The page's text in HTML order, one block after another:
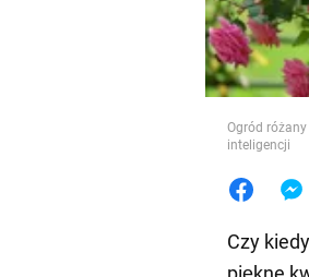
Ogród
inteligencji
Czy